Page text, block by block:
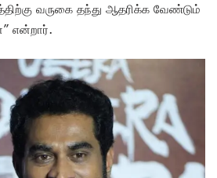
வருகை தந்து ஆதரிக்க வேண்டும்
என்றார்.